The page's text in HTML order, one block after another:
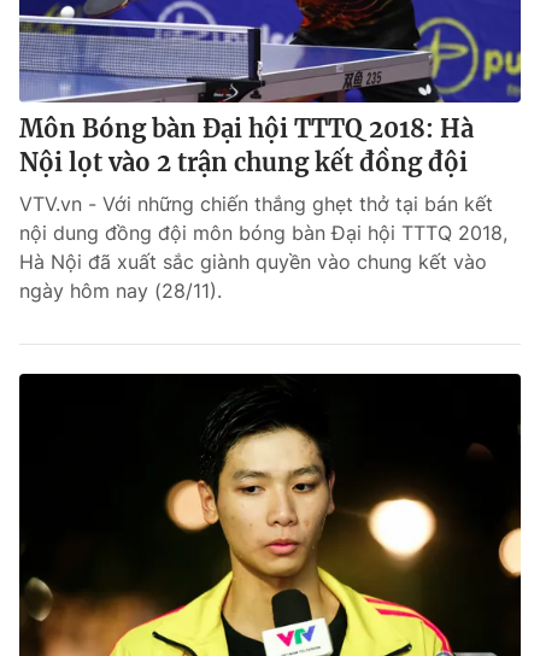
Môn Bóng bàn Đại hội TTTQ 2018: Hà
Nội lọt vào 2 trận chung kết đồng đội
VTV.vn - Với những chiến thắng ghẹt thở tại bán kết
nội dung đồng đội môn bóng bàn Đại hội TTTQ 2018,
Hà Nội đã xuất sắc giành quyền vào chung kết vào
ngày hôm nay (28/11).